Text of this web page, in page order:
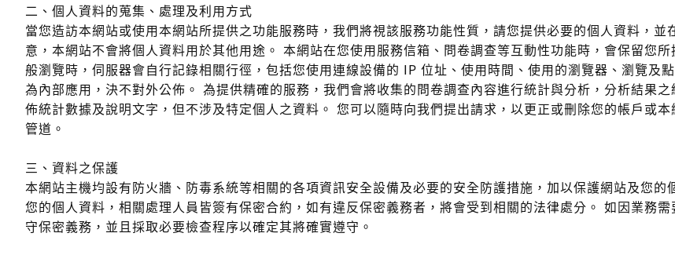
二、個人資料的蒐集、處理及利用方式
當您造訪本網站或使用本網站所提供之功能服務時，我們將視該服務功能性質，請您提供必要的個人資料，
意，本網站不會將個人資料用於其他用途。 本網站在您使用服務信箱、問卷調查等互動性功能時，會保留您
般瀏覽時，伺服器會自行記錄相關行徑，包括您使用連線設備的 IP 位址、使用時間、使用的瀏覽器、瀏覽及
為內部應用，決不對外公佈。 為提供精確的服務，我們會將收集的問卷調查內容進行統計與分析，分析結果
佈統計數據及說明文字，但不涉及特定個人之資料。 您可以隨時向我們提出請求，以更正或刪除您的帳戶或
管道。
三、資料之保護
本網站主機均設有防火牆、防毒系統等相關的各項資訊安全設備及必要的安全防護措施，加以保護網站及您
您的個人資料，相關處理人員皆簽有保密合約，如有違反保密義務者，將會受到相關的法律處分。 如因業務
守保密義務，並且採取必要檢查程序以確定其將確實遵守。